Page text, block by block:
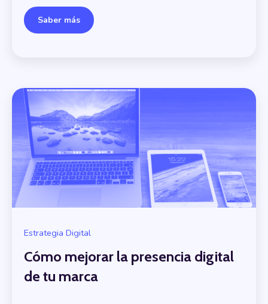
Saber más
Estrategia Digital
Cómo mejorar la presencia digital
de tu marca